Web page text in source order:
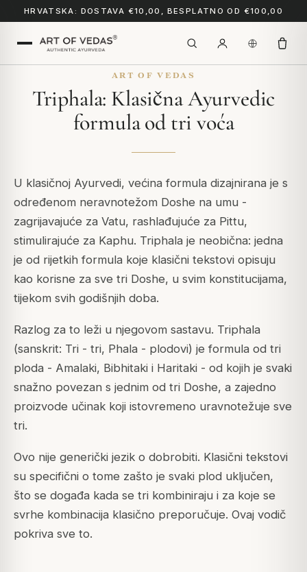
HRVATSKA: DOSTAVA €10,00, BESPLATNO OD €100,00
ART OF VEDAS
Triphala: Klasična Ayurvedic
formula od tri voća
U klasičnoj Ayurvedi, većina formula dizajnirana je s
određenom neravnotežom Doshe na umu -
zagrijavajuće za Vatu, rashlađujuće za Pittu,
stimulirajuće za Kaphu. Triphala je neobična: jedna
je od rijetkih formula koje klasični tekstovi opisuju
kao korisne za sve tri Doshe, u svim konstitucijama,
tijekom svih godišnjih doba.
Razlog za to leži u njegovom sastavu. Triphala
(sanskrit: Tri - tri, Phala - plodovi) je formula od tri
ploda - Amalaki, Bibhitaki i Haritaki - od kojih je svaki
snažno povezan s jednim od tri Doshe, a zajedno
proizvode učinak koji istovremeno uravnotežuje sve
tri.
Ovo nije generički jezik o dobrobiti. Klasični tekstovi
su specifični o tome zašto je svaki plod uključen,
što se događa kada se tri kombiniraju i za koje se
svrhe kombinacija klasično preporučuje. Ovaj vodič
pokriva sve to.